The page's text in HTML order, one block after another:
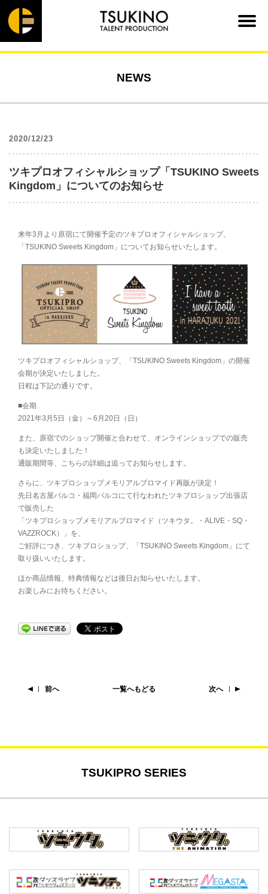
NEWS
2020/12/23
ツキプロオフィシャルショップ「TSUKINO Sweets
Kingdom」についてのお知らせ
来年3月より原宿にて開催予定のツキプロオフィシャルショップ、
「TSUKINO Sweets Kingdom」についてお知らせいたします。
ツキプロオフィシャルショップ、「TSUKINO Sweets Kingdom」の開催
会期が決定いたしました。
日程は下記の通りです。
■会期
2021年3月5日（金）～6月20日（日）
また、原宿でのショップ開催と合わせて、オンラインショップでの販売
も決定いたしました！
通販期間等、こちらの詳細は追ってお知らせします。
さらに、ツキプロショップメモリアルブロマイド再販が決定！
先日名古屋パルコ・福岡パルコにて行なわれたツキプロショップ出張店
で販売した
「ツキプロショップメモリアルブロマイド（ツキウタ。・ALIVE・SQ・
VAZZROCK）」を、
ご好評につき、ツキプロショップ、「TSUKINO Sweets Kingdom」にて
取り扱いいたします。
ほか商品情報、特典情報などは後日お知らせいたします。
お楽しみにお待ちください。
前へ 一覧へもどる 次へ
TSUKIPRO SERIES